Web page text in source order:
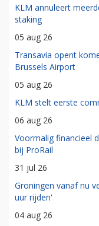
KLM annuleert
staking
05 aug 26
Transavia opent
Brussels Airport
05 aug 26
KLM stelt eerste
06 aug 26
Voormalig financieel
bij ProRail
31 jul 26
Groningen vanaf nu
uur rijden'
04 aug 26